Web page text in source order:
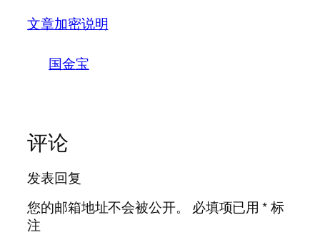
文章加密说明
国金宝
评论
发表回复
您的邮箱地址不会被公开。
必填项已用*标
注